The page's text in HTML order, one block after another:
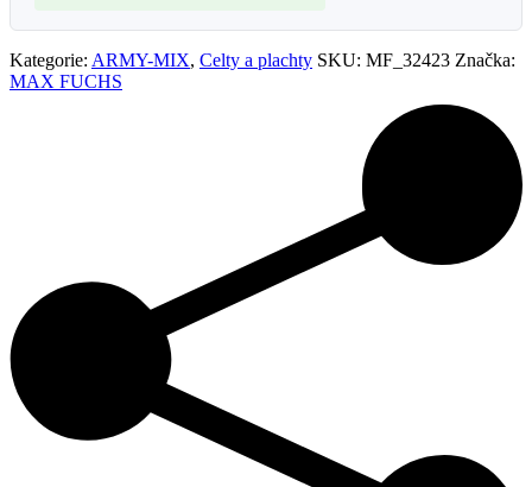
Kategorie: ARMY-MIX, Celty a plachty SKU: MF_32423 Značka:
MAX FUCHS